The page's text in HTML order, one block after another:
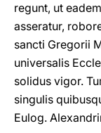
regunt, ut
asseratur,
sancti Gregorii
universalis
solidus vigor.
singulis
Eulog.